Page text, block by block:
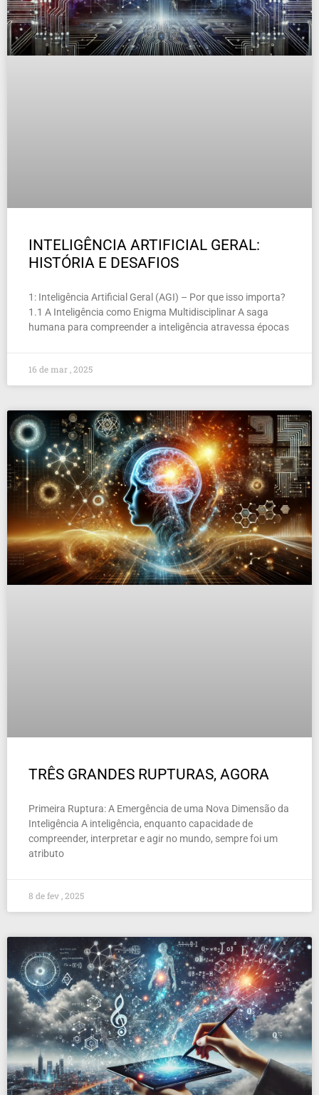
INTELIGÊNCIA ARTIFICIAL GERAL:
HISTÓRIA E DESAFIOS
1: Inteligência Artificial Geral (AGI) – Por que isso importa?
1.1 A Inteligência como Enigma Multidisciplinar A saga
humana para compreender a inteligência atravessa épocas
16 de mar , 2025
TRÊS GRANDES RUPTURAS, AGORA
Primeira Ruptura: A Emergência de uma Nova Dimensão da
Inteligência A inteligência, enquanto capacidade de
compreender, interpretar e agir no mundo, sempre foi um
atributo
8 de fev , 2025